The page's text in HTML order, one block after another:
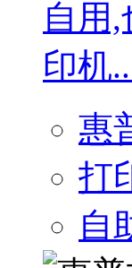
自用
印机
惠
打
自